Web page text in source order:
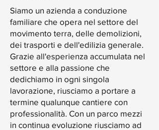
Siamo un azienda a conduzione
familiare che opera nel settore del
movimento terra, delle demolizioni,
dei trasporti e dell'edilizia generale.
Grazie all'esperienza accumulata nel
settore e alla passione che
dedichiamo in ogni singola
lavorazione, riusciamo a portare a
termine qualunque cantiere con
professionalità. Con un parco mezzi
in continua evoluzione riusciamo ad